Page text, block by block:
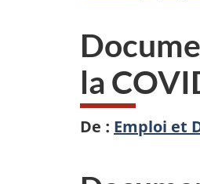
la
De : Emploi et